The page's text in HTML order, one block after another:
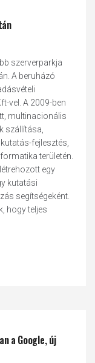
szerverparkja
A beruházó
vel. A 2009-ben
multinacionális
szállítása,
fejlesztés,
területén.
egy
kutatási
segítségeként.
hogy teljes
a Google, új